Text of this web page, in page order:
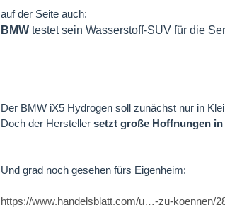
auf der Seite auch:
BMW testet sein Wasserstoff-SUV für die
Der BMW iX5 Hydrogen soll zunächst nur in
Doch der Hersteller setzt große Hoffnungen
Und grad noch gesehen fürs Eigenheim:
https://www.handelsblatt.com/u…-zu-koennen/